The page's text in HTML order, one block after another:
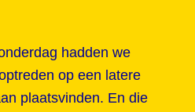
hadden we
op een latere
plaatsvinden. En die